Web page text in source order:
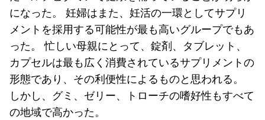
になった。 妊婦はまた、妊活の一環としてサプリ
メントを採用する可能性が最も高いグループでもあ
った。 忙しい母親にとって、錠剤、タブレット、
カプセルは最も広く消費されているサプリメントの
形態であり、その利便性によるものと思われる。
しかし、グミ、ゼリー、トローチの嗜好性もすべて
の地域で高かった。